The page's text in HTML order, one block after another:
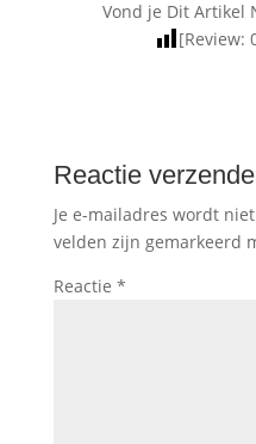
Vond je Dit Artikel
[Review:
Reactie
Je e-mailadres wordt
velden zijn gemarkeerd
Reactie *